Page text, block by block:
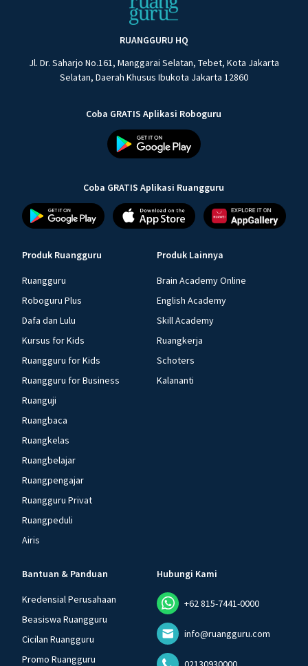
RUANGGURU HQ
Jl. Dr. Saharjo No.161, Manggarai Selatan, Tebet, Kota Jakarta
Selatan, Daerah Khusus Ibukota Jakarta 12860
Coba GRATIS Aplikasi Roboguru
Coba GRATIS Aplikasi Ruangguru
Produk Ruangguru
Ruangguru
Roboguru Plus
Dafa dan Lulu
Kursus for Kids
Ruangguru for Kids
Ruangguru for Business
Ruanguji
Ruangbaca
Ruangkelas
Ruangbelajar
Ruangpengajar
Ruangguru Privat
Ruangpeduli
Airis
Produk Lainnya
Brain Academy Online
English Academy
Skill Academy
Ruangkerja
Schoters
Kalananti
Bantuan & Panduan
Kredensial Perusahaan
Beasiswa Ruangguru
Cicilan Ruangguru
Promo Ruangguru
Hubungi Kami
+62 815-7441-0000
info@ruangguru.com